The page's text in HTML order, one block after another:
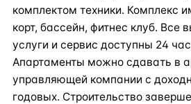
комплектом техники. Комплекс
корт, бассейн, фитнес клуб. Все
услуги и сервис доступны 24
Апартаменты можно сдавать в
управляющей компании с
годовых. Строительство